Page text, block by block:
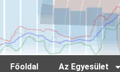
Főoldal Az Egyesület